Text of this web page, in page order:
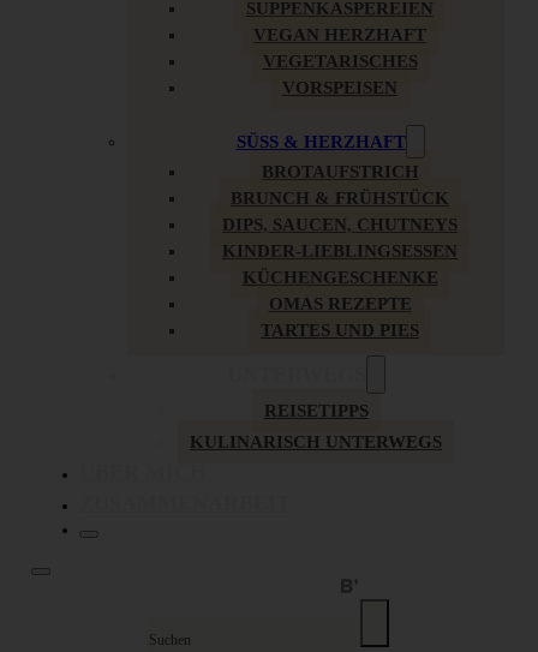
SUPPENKASPEREIEN
VEGAN HERZHAFT
VEGETARISCHES
VORSPEISEN
SÜSS & HERZHAFT
BROTAUFSTRICH
BRUNCH & FRÜHSTÜCK
DIPS, SAUCEN, CHUTNEYS
KINDER-LIEBLINGSESSEN
KÜCHENGESCHENKE
OMAS REZEPTE
TARTES UND PIES
REISETIPPS
KULINARISCH UNTERWEGS